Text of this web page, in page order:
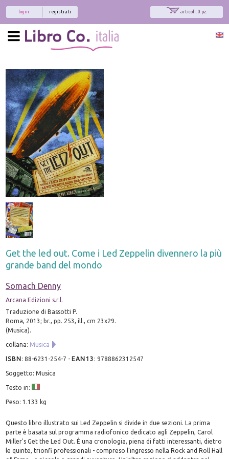
articoli: 0 pz.
registrati
login
Get the led out. Come i Led Zeppelin divennero la più
grande band del mondo
Somach Denny
Arcana Edizioni s.r.l.
Traduzione di Bassotti P.
Roma, 2013; br., pp. 253, ill., cm 23x29.
(Musica).
collana: Musica
ISBN:88-6231-254-7 - EAN13 :9788862312547
Soggetto: Musica
Testo in:
Peso: 1.133 kg
Questo libro illustrato sui Led Zeppelin si divide in due sezioni. La prima
parte è basata sul programma radiofonico dedicato agli Zeppelin, Carol
Miller's Get the Led Out. È una cronologia, piena di fatti interessanti, dietro
le quinte, trionfi professionali - compreso l'ingresso nella Rock and Roll Hall